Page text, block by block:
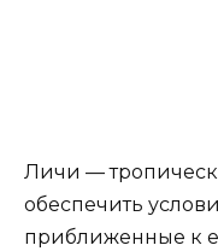
Личи —
обеспечить
приближенные к